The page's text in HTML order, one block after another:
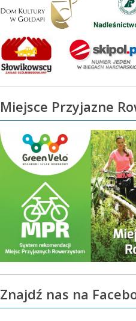
Miejsce Przyjazne
Znajdź nas na